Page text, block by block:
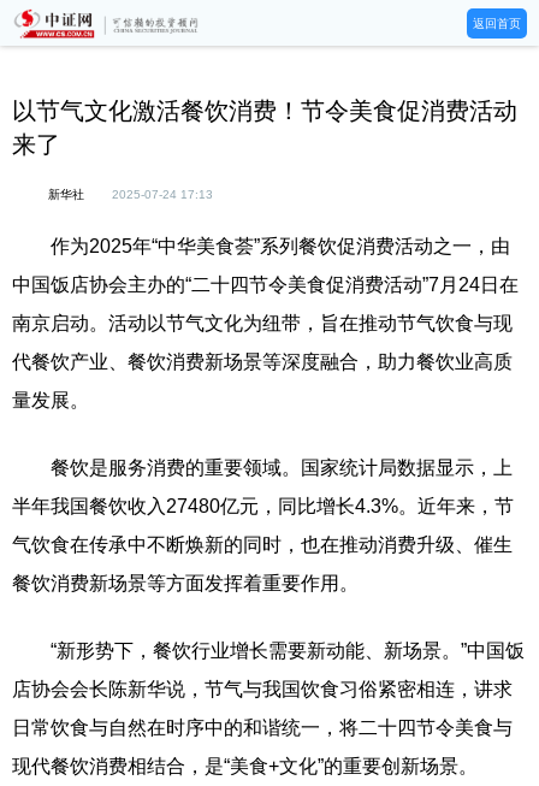
返回首页
以节气文化激活餐饮消费！节令美食促消费活动
来了
新华社 2025-07-24 17:13
作为2025年“中华美食荟”系列餐饮促消费活动之一，由
中国饭店协会主办的“二十四节令美食促消费活动”7月24日在
南京启动。活动以节气文化为纽带，旨在推动节气饮食与现
代餐饮产业、餐饮消费新场景等深度融合，助力餐饮业高质
量发展。
餐饮是服务消费的重要领域。国家统计局数据显示，上
半年我国餐饮收入27480亿元，同比增长4.3%。近年来，节
气饮食在传承中不断焕新的同时，也在推动消费升级、催生
餐饮消费新场景等方面发挥着重要作用。
“新形势下，餐饮行业增长需要新动能、新场景。”中国饭
店协会会长陈新华说，节气与我国饮食习俗紧密相连，讲求
日常饮食与自然在时序中的和谐统一，将二十四节令美食与
现代餐饮消费相结合，是“美食+文化”的重要创新场景。